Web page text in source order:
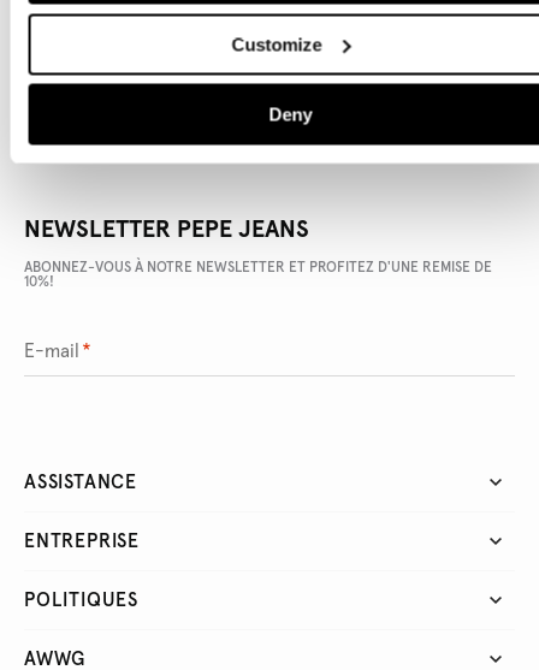
Customize
Deny
NEWSLETTER PEPE JEANS
ABONNEZ-VOUS À NOTRE NEWSLETTER ET PROFITEZ D'UNE REMISE DE
10%!
E-mail *
ASSISTANCE
ENTREPRISE
POLITIQUES
AWWG